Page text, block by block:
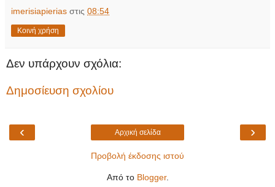
imerisiapierias στις 08:54
Κοινή χρήση
Δεν υπάρχουν σχόλια:
Δημοσίευση σχολίου
‹ ›
Αρχική σελίδα
Προβολή έκδοσης ιστού
Από το Blogger.